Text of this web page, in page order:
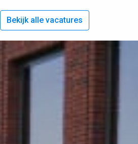
Bekijk alle vacatures